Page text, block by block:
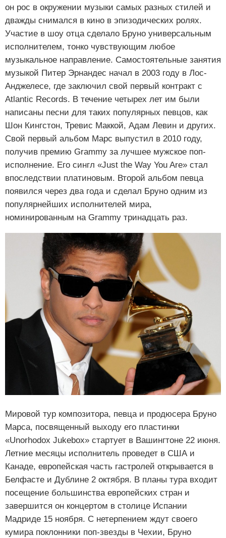
он рос в окружении музыки самых разных стилей и
дважды снимался в кино в эпизодических ролях.
Участие в шоу отца сделало Бруно универсальным
исполнителем, тонко чувствующим любое
музыкальное направление. Самостоятельные занятия
музыкой Питер Эрнандес начал в 2003 году в Лос-
Анджелесе, где заключил свой первый контракт с
Atlantic Records. В течение четырех лет им были
написаны песни для таких популярных певцов, как
Шон Кингстон, Тревис Маккой, Адам Левин и других.
Свой первый альбом Марс выпустил в 2010 году,
получив премию Grammy за лучшее мужское поп-
исполнение. Его сингл «Just the Way You Are» стал
впоследствии платиновым. Второй альбом певца
появился через два года и сделал Бруно одним из
популярнейших исполнителей мира,
номинированным на Grammy тринадцать раз.
Мировой тур композитора, певца и продюсера Бруно
Марса, посвященный выходу его пластинки
«Unorhodox Jukebox» стартует в Вашингтоне 22 июня.
Летние месяцы исполнитель проведет в США и
Канаде, европейская часть гастролей открывается в
Белфасте и Дублине 2 октября. В планы тура входит
посещение большинства европейских стран и
завершится он концертом в столице Испании
Мадриде 15 ноября. С нетерпением ждут своего
кумира поклонники поп-звезды в Чехии, Бруно